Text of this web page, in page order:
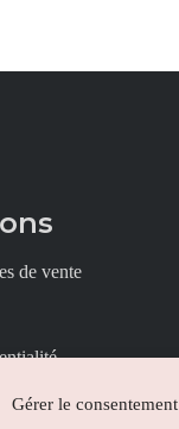
Gérer le consentement
de vente
(UE)